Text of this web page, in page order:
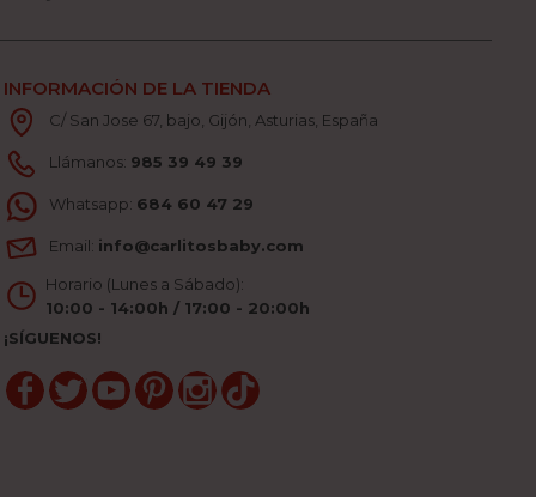
INFORMACIÓN DE LA TIENDA
C/ San Jose 67, bajo, Gijón, Asturias, España
Llámanos: 985 39 49 39
Whatsapp: 684 60 47 29
Email: info@carlitosbaby.com
Horario (Lunes a Sábado):
10:00 - 14:00h / 17:00 - 20:00h
¡SÍGUENOS!
Facebook
TwitterYouTubePinterestInstagram
TikTok